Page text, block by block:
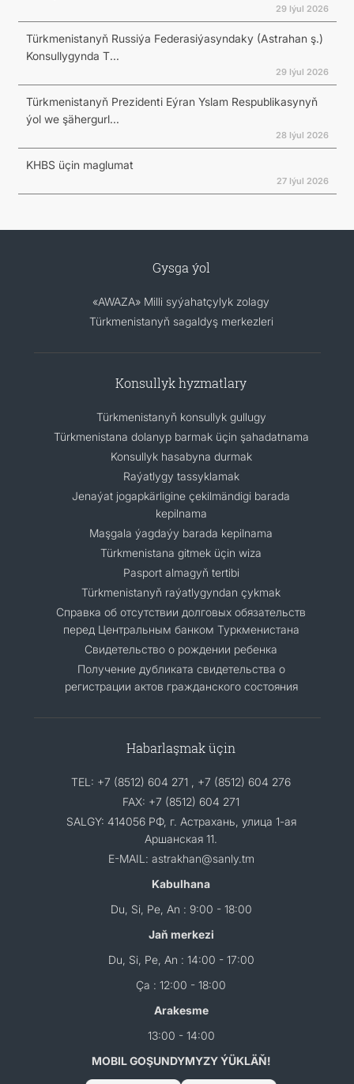
29 Iýul 2026
Türkmenistanyň Russiýa Federasiýasyndaky (Astrahan ş.)
Konsullygynda T...
29 Iýul 2026
Türkmenistanyň Prezidenti Eýran Yslam Respublikasynyň
ýol we şähergurl...
28 Iýul 2026
KHBS üçin maglumat
27 Iýul 2026
Gysga ýol
«AWAZA» Milli syýahatçylyk zolagy
Türkmenistanyň sagaldyş merkezleri
Konsullyk hyzmatlary
Türkmenistanyň konsullyk gullugy
Türkmenistana dolanyp barmak üçin şahadatnama
Konsullyk hasabyna durmak
Raýatlygy tassyklamak
Jenaýat jogapkärligine çekilmändigi barada
kepilnama
Maşgala ýagdaýy barada kepilnama
Türkmenistana gitmek üçin wiza
Pasport almagyň tertibi
Türkmenistanyň raýatlygyndan çykmak
Cправка об отсутствии долговых обязательств
перед Центральным банком Туркменистана
Свидетельство о рождении ребенка
Получение дубликата свидетельства о
регистрации актов гражданского состояния
Habarlaşmak üçin
TEL: +7 (8512) 604 271 , +7 (8512) 604 276
FAX: +7 (8512) 604 271
SALGY: 414056 РФ, г. Астрахань, улица 1-ая
Аршанская 11.
E-MAIL: astrakhan@sanly.tm
Kabulhana
Du, Si, Pe, An : 9:00 - 18:00
Jaň merkezi
Du, Si, Pe, An : 14:00 - 17:00
Ça : 12:00 - 18:00
Arakesme
13:00 - 14:00
MOBIL GOŞUNDYMYZY ÝÜKLÄŇ!